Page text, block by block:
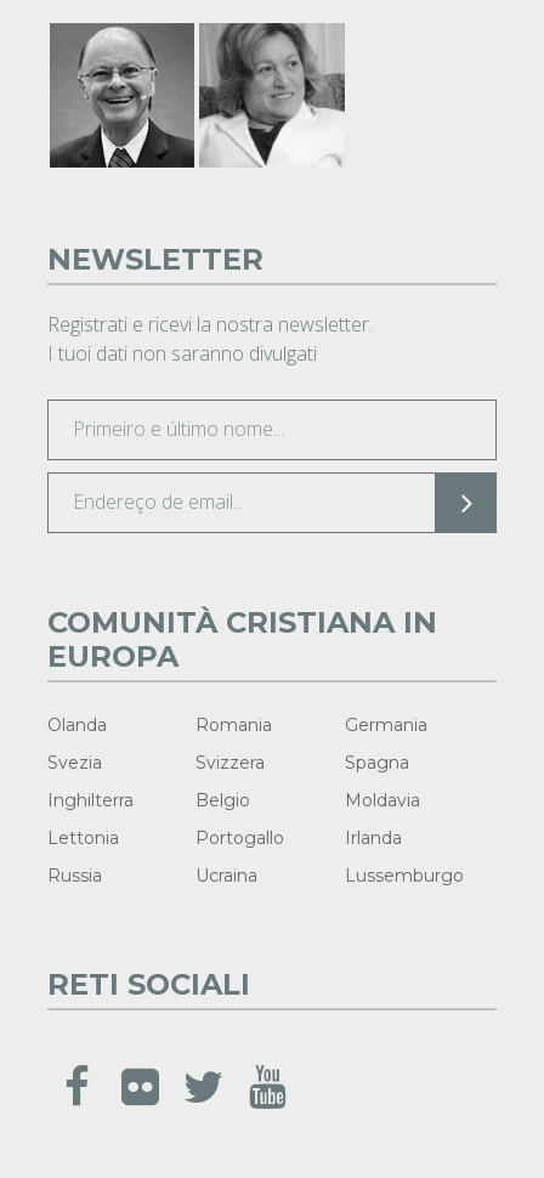
NEWSLETTER
Registrati e ricevi la nostra newsletter.
I tuoi dati non saranno divulgati
COMUNITÀ CRISTIANA IN
EUROPA
Olanda Romania
Germania
Svezia
Svizzera
Spagna
Inghilterra
Belgio
Moldavia
Lettonia
Portogallo
Irlanda
Russia
Ucraina Lussemburgo
RETI SOCIALI